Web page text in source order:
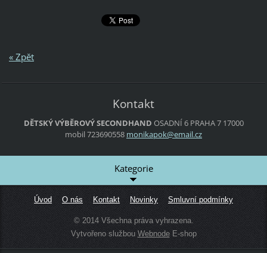
« Zpět
Kontakt
DĚTSKÝ VÝBĚROVÝ SECONDHAND OSADNÍ 6PRAHA 717000
mobil 723690558 monikapok@email.cz
Kategorie
Úvod O nás Kontakt Novinky Smluvní podmínky
© 2014 Všechna práva vyhrazena.
Vytvořeno službou WebnodeE-shop